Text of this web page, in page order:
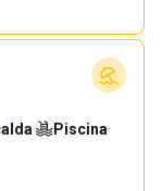
· Piscina·